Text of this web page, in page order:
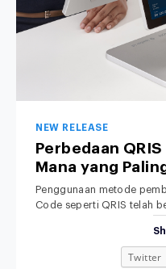
NEW RELEASE
Perbedaan
Mana yang
Anda?
Penggunaan metode
Code seperti QRIS telah
kopi lokal, toko retail
nasional, konsumen kini
smartphone daripada
Twitter